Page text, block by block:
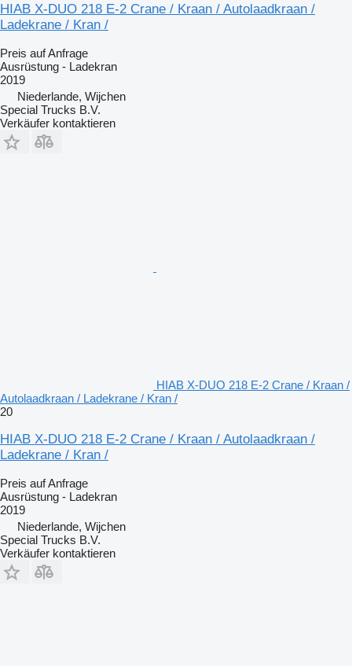
HIAB X-DUO 218 E-2 Crane / Kraan / Autolaadkraan /
Ladekrane / Kran /
Preis auf Anfrage
Ausrüstung - Ladekran
2019
Niederlande, Wijchen
Special Trucks B.V.
Verkäufer kontaktieren
HIAB X-DUO 218 E-2 Crane / Kraan /
Autolaadkraan / Ladekrane / Kran /
20
HIAB X-DUO 218 E-2 Crane / Kraan / Autolaadkraan /
Ladekrane / Kran /
Preis auf Anfrage
Ausrüstung - Ladekran
2019
Niederlande, Wijchen
Special Trucks B.V.
Verkäufer kontaktieren